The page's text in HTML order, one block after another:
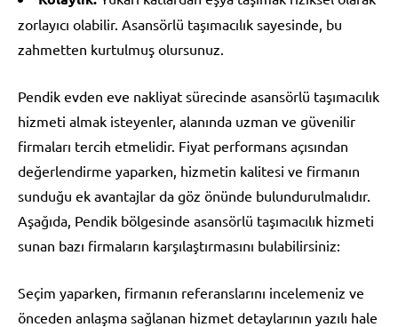
zorlayıcı olabilir. Asansörlü taşımacılık sayesinde, bu
zahmetten kurtulmuş olursunuz.
Pendik evden eve nakliyat sürecinde asansörlü taşımacılık
hizmeti almak isteyenler, alanında uzman ve güvenilir
firmaları tercih etmelidir. Fiyat performans açısından
değerlendirme yaparken, hizmetin kalitesi ve firmanın
sunduğu ek avantajlar da göz önünde bulundurulmalıdır.
Aşağıda, Pendik bölgesinde asansörlü taşımacılık hizmeti
sunan bazı firmaların karşılaştırmasını bulabilirsiniz:
Seçim yaparken, firmanın referanslarını incelemeniz ve
önceden anlaşma sağlanan hizmet detaylarının yazılı hale